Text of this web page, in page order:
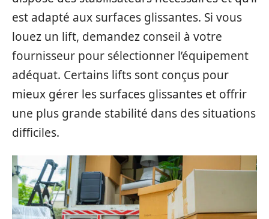
est adapté aux surfaces glissantes. Si vous
louez un lift, demandez conseil à votre
fournisseur pour sélectionner l’équipement
adéquat. Certains lifts sont conçus pour
mieux gérer les surfaces glissantes et offrir
une plus grande stabilité dans des situations
difficiles.